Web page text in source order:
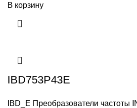
В корзину
IBD753P43E
IBD_E Преобразователи частоты